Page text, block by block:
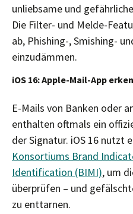
unliebsame und
Die Filter- und Melde-
ab, Phishing-, Smishing-
einzudämmen.
iOS 16: Apple-Mail-App
E-Mails von Banken oder
enthalten oftmals ein
der Signatur. iOS 16 nutzt
Konsortiums Brand
Identification (BIMI), um
überprüfen – und
zu enttarnen.